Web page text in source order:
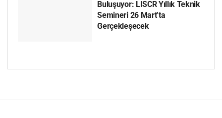
Buluşuyor: LISCR Yıllık Teknik
Semineri 26 Mart’ta
Gerçekleşecek